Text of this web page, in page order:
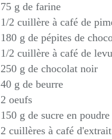
75 g de farine
1/2 cuillère à café de
180 g de pépites de
1/2 cuillère à café de
250 g de chocolat noir
40 g de beurre
2 oeufs
150 g de sucre en poudre
2 cuillères à café